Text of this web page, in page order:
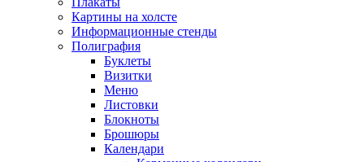
Картины на холсте
Информационные стенды
Полиграфия
Буклеты
Визитки
Меню
Листовки
Блокноты
Брошюры
Календари